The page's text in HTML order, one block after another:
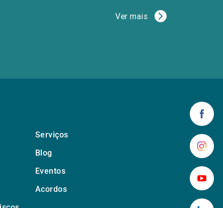
Ver mais
Serviços
Blog
Eventos
Acordos